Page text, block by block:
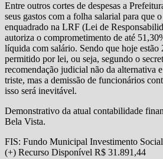
Entre outros cortes de despesas a
seus gastos com a folha salarial para que
enquadrado na LRF (Lei de
autoriza o comprometimento de até
líquida com salário. Sendo que hoje estão
permitido por lei, ou seja, segundo o
recomendação judicial não da alternativa
triste, mas a demissão de funcionários
isso será inevitável.
Demonstrativo da atual contabilidade
Bela Vista.
FIS: Fundo Municipal Investimento Social
(+) Recurso Disponível R$ 31.891,44